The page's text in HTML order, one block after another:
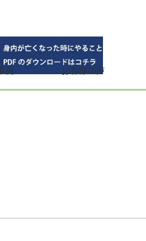
例 お客様の声